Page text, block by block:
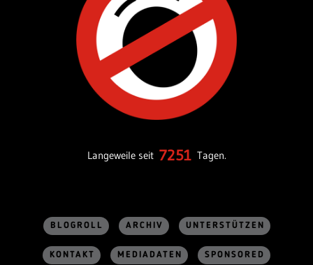
Langeweile seit 7251 Tagen.
BLOGROLL ARCHIV UNTERSTÜTZEN
KONTAKT MEDIADATEN SPONSORED